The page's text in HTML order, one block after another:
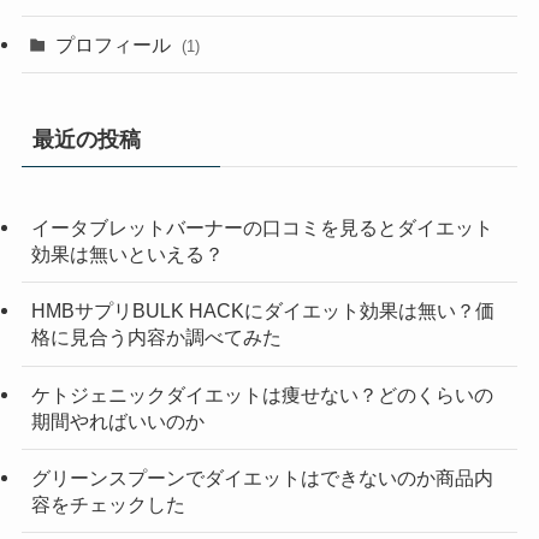
プロフィール (1)
最近の投稿
イータブレットバーナーの口コミを見るとダイエット
効果は無いといえる？
HMBサプリBULK HACKにダイエット効果は無い？価
格に見合う内容か調べてみた
ケトジェニックダイエットは痩せない？どのくらいの
期間やればいいのか
グリーンスプーンでダイエットはできないのか商品内
容をチェックした